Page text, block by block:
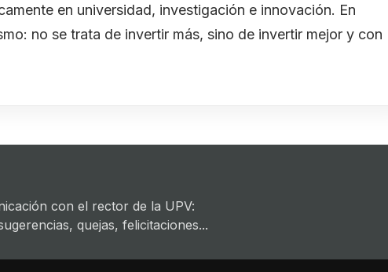
en universidad, investigación e innovación. En
no se trata de invertir más, sino de invertir mejor y con
con el rector de la UPV:
quejas, felicitaciones...